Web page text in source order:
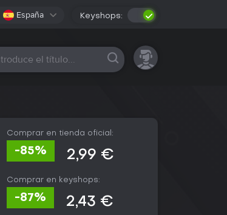
España Keyshops:
las plataformas
Comprar en tienda oficial:
-85% 2,99 €
Comprar en keyshops:
-87% 2,43 €